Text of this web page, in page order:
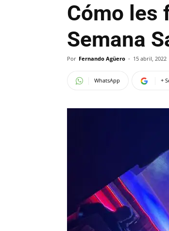
Cómo les
Semana
Por Fernando Agüero - 15 abril, 2022
WhatsApp +